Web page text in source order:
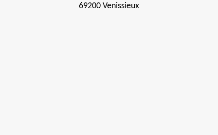
69200 Venissieux